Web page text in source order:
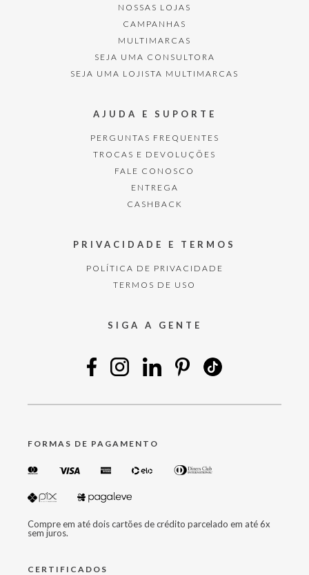
NOSSAS LOJAS
CAMPANHAS
MULTIMARCAS
SEJA UMA CONSULTORA
SEJA UMA LOJISTA MULTIMARCAS
AJUDA E SUPORTE
PERGUNTAS FREQUENTES
TROCAS E DEVOLUÇÕES
FALE CONOSCO
ENTREGA
CASHBACK
PRIVACIDADE E TERMOS
POLÍTICA DE PRIVACIDADE
TERMOS DE USO
SIGA A GENTE
FORMAS DE PAGAMENTO
Compre em até dois cartões de crédito parcelado em até 6x
sem juros.
CERTIFICADOS